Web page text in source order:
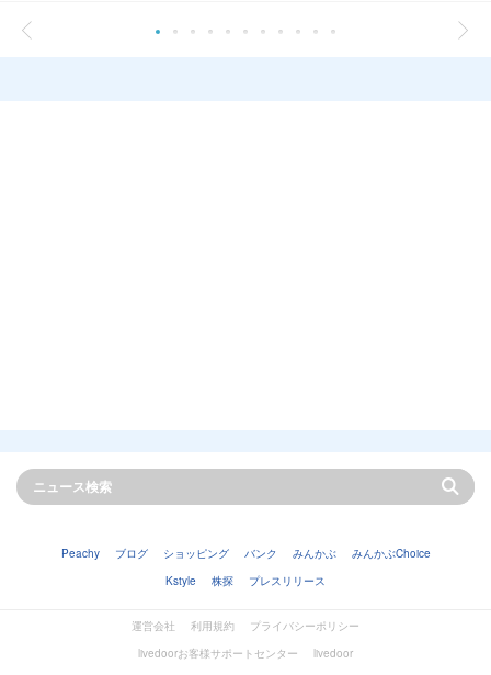
Peachy ブログ ショッピング バンク みんかぶ
みんかぶChoice
Kstyle
株探 プレスリリース
運営会社 利用規約
プライバシーポリシー
livedoorお客様サポートセンター
livedoor